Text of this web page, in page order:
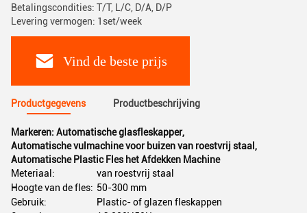
Betalingscondities: T/T, L/C, D/A, D/P
Levering vermogen: 1set/week
Vind de beste prijs
Productgegevens Productbeschrijving
Markeren: Automatische glasfleskapper,
Automatische vulmachine voor buizen van roestvrij staal ,
Automatische Plastic Fles het Afdekken Machine
Meteriaal:
van roestvrij staal
Hoogte van de fles: 50-300 mm
Gebruik:
Plastic- of glazen fleskappen